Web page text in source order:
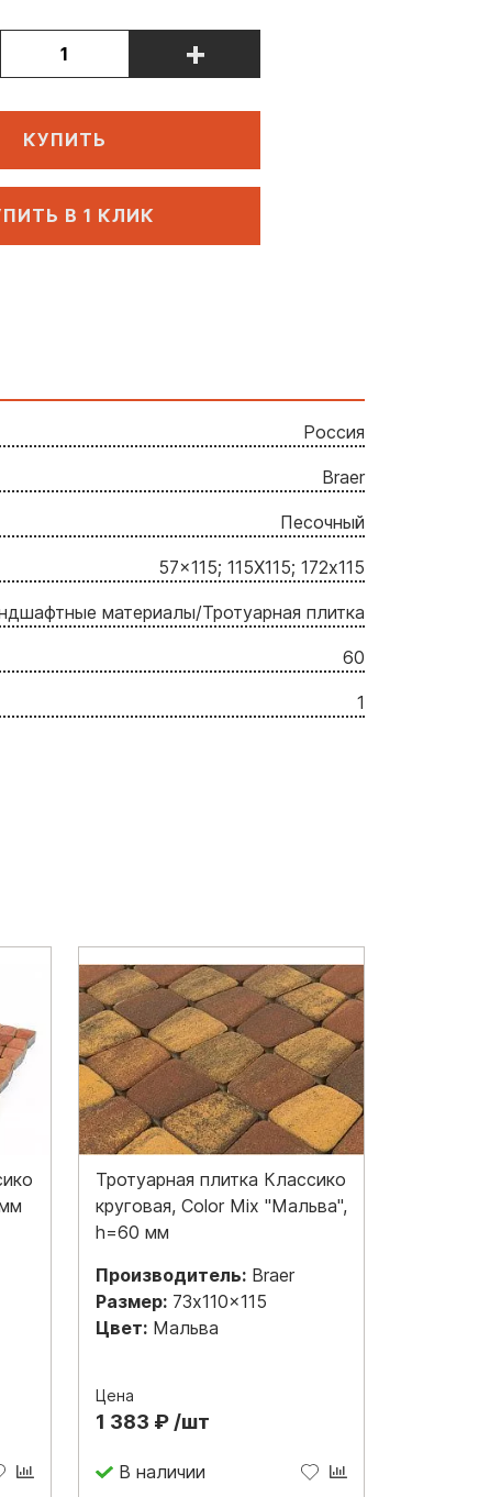
+
КУПИТЬ
В 1 КЛИК
Россия
Braer
Песочный
57x115; 115Х115; 172x115
материалы/Тротуарная плитка
60
1
Тротуарная плитка Классико
круговая, Color Mix "Мальва",
h=60 мм
Производитель: Braer
Размер: 73x110x115
Цвет: Мальва
Цена
1 383 ₽ /шт
В наличии